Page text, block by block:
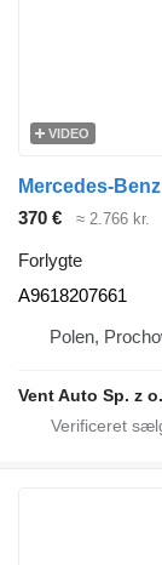
VIDEO
370 € ≈ 2.766 kr.
Forlygte
A9618207661
Polen,
Vent Auto Sp. z